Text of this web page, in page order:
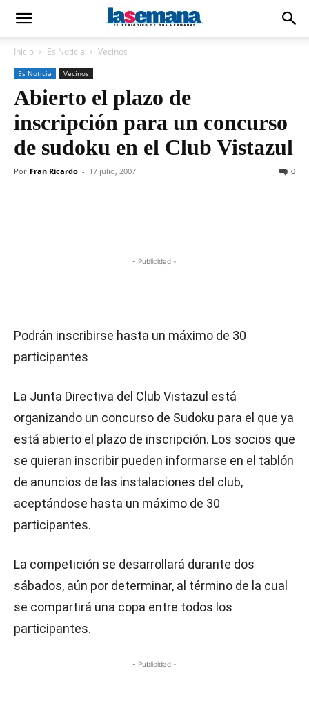
Inicio Es Noticia Vecinos
Es Noticia Vecinos
Abierto el plazo de
inscripción para un concurso
de sudoku en el Club Vistazul
Por Fran Ricardo - 17 julio, 2007 0
- Publicidad -
Podrán inscribirse hasta un máximo de 30
participantes
La Junta Directiva del Club Vistazul está
organizando un concurso de Sudoku para el que ya
está abierto el plazo de inscripción. Los socios que
se quieran inscribir pueden informarse en el tablón
de anuncios de las instalaciones del club,
aceptándose hasta un máximo de 30
participantes.
La competición se desarrollará durante dos
sábados, aún por determinar, al término de la cual
se compartirá una copa entre todos los
participantes.
- Publicidad -